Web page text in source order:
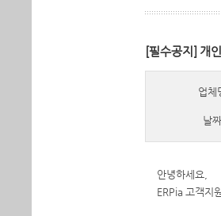
[필수공지] 개
업체
날짜
안녕하세요,
ERPia 고객지